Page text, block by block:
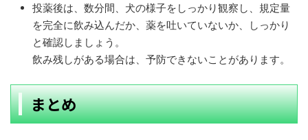
投薬後は、数分間、犬の様子をしっかり観察し、規定量
を完全に飲み込んだか、薬を吐いていないか、しっかり
と確認しましょう。
飲み残しがある場合は、予防できないことがあります。
まとめ